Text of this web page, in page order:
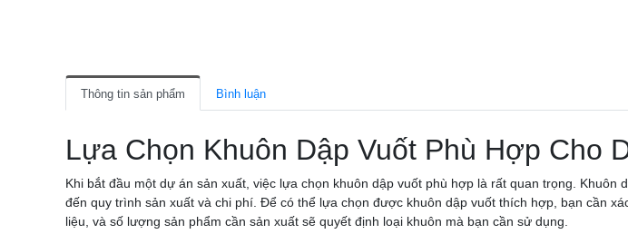
Thông tin sản phẩm Bình luận
Lựa Chọn Khuôn Dập Vuốt Phù Hợp Cho
Khi bắt đầu một dự án sản xuất, việc lựa chọn khuôn dập vuốt phù hợp là rất quan trọng.
đến quy trình sản xuất và chi phí. Để có thể lựa chọn được khuôn dập vuốt thích hợp, bạn cần
liệu, và số lượng sản phẩm cần sản xuất sẽ quyết định loại khuôn mà bạn cần sử dụng.